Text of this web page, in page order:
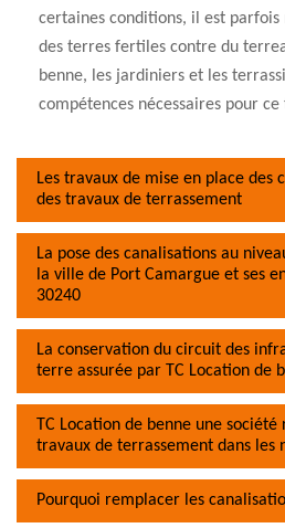
certaines conditions, il est parfois
des terres fertiles contre du
benne, les jardiniers et les
compétences nécessaires pour
Les travaux de mise en place des
des travaux de terrassement
La pose des canalisations au
la ville de Port Camargue et ses
30240
La conservation du circuit des
terre assurée par TC Location de
TC Location de benne une
travaux de terrassement dans les
Pourquoi remplacer les